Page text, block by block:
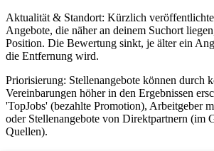
Aktualität & Standort: Kürzlich veröffentlichte
Angebote, die näher an deinem Suchort
Position. Die Bewertung sinkt, je älter ein
die Entfernung wird.
Priorisierung: Stellenangebote können durch
Vereinbarungen höher in den Ergebnissen
'TopJobs' (bezahlte Promotion), Arbeitgeber
oder Stellenangebote von Direktpartnern (im
Quellen).